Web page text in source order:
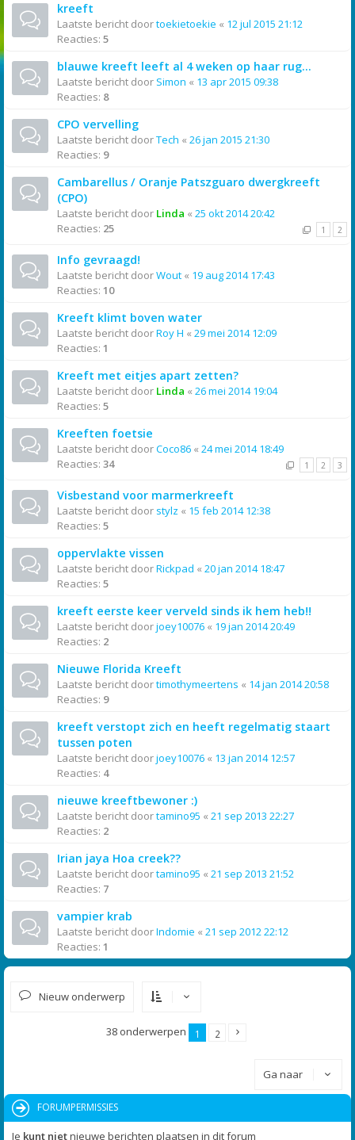
kreeft
Laatste bericht doortoekietoekie « 12 jul 2015 21:12
Reacties: 5
blauwe kreeft leeft al 4 weken op haar rug...
Laatste bericht door Simon « 13 apr 2015 09:38
Reacties: 8
CPO vervelling
Laatste bericht doorTech « 26 jan 2015 21:30
Reacties: 9
Cambarellus / Oranje Patszguaro dwergkreeft
(CPO)
Laatste bericht door Linda « 25 okt 2014 20:42
Reacties: 25 1 2
Info gevraagd!
Laatste bericht doorWout « 19 aug 2014 17:43
Reacties: 10
Kreeft klimt boven water
Laatste bericht doorRoy H « 29 mei 2014 12:09
Reacties: 1
Kreeft met eitjes apart zetten?
Laatste bericht door Linda « 26 mei 2014 19:04
Reacties: 5
Kreeften foetsie
Laatste bericht doorCoco86 « 24 mei 2014 18:49
Reacties: 34 1 2 3
Visbestand voor marmerkreeft
Laatste bericht door stylz « 15 feb 2014 12:38
Reacties: 5
oppervlakte vissen
Laatste bericht doorRickpad « 20 jan 2014 18:47
Reacties: 5
kreeft eerste keer verveld sinds ik hem heb!!
Laatste bericht doorjoey10076 « 19 jan 2014 20:49
Reacties: 2
Nieuwe Florida Kreeft
Laatste bericht doortimothymeertens « 14 jan 2014 20:58
Reacties: 9
kreeft verstopt zich en heeft regelmatig staart
tussen poten
Laatste bericht doorjoey10076 « 13 jan 2014 12:57
Reacties: 4
nieuwe kreeftbewoner :)
Laatste bericht doortamino95 « 21 sep 2013 22:27
Reacties: 2
Irian jaya Hoa creek??
Laatste bericht doortamino95 « 21 sep 2013 21:52
Reacties: 7
vampier krab
Laatste bericht doorIndomie « 21 sep 2012 22:12
Reacties: 1
Nieuw onderwerp
38 onderwerpen 1 2
Ga naar
FORUMPERMISSIES
Je kunt nietnieuwe berichten plaatsen in dit forum